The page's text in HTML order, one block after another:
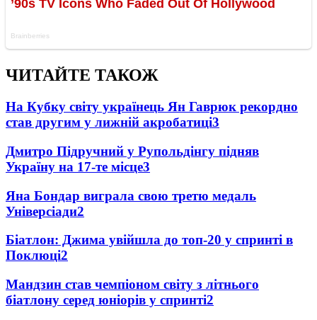
ЧИТАЙТЕ ТАКОЖ
На Кубку світу українець Ян Гаврюк рекордно
став другим у лижній акробатиці3
Дмитро Підручний у Рупольдінгу підняв
Україну на 17-те місце3
Яна Бондар виграла свою третю медаль
Універсіади2
Біатлон: Джима увійшла до топ-20 у спринті в
Поклюці2
Мандзин став чемпіоном світу з літнього
біатлону серед юніорів у спринті2